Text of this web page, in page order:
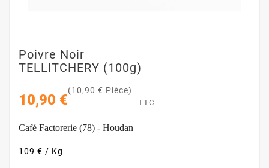
Poivre Noir
TELLITCHERY (100g)
10,90 €
(10,90 € Pièce)
TTC
Café Factorerie (78) - Houdan
109 € / Kg